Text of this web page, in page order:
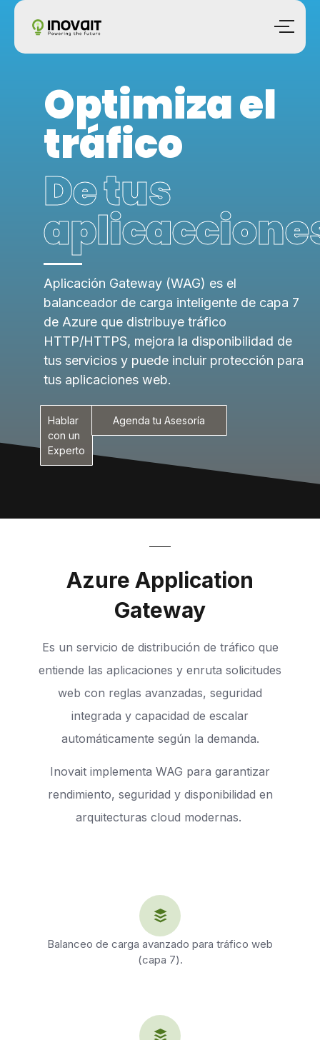
Optimiza el
tráfico
De tus
Aplicación Gateway (WAG) es el
balanceador de carga inteligente de capa 7
de Azure que distribuye tráfico
HTTP/HTTPS, mejora la disponibilidad de
tus servicios y puede incluir protección para
tus aplicaciones web.
Hablar
con un
Experto
Agenda tu Asesoría
Azure Application
Gateway
Es un servicio de distribución de tráfico que
entiende las aplicaciones y enruta solicitudes
web con reglas avanzadas, seguridad
integrada y capacidad de escalar
automáticamente según la demanda.
Inovait implementa WAG para garantizar
rendimiento, seguridad y disponibilidad en
arquitecturas cloud modernas.
Balanceo de carga avanzado para tráfico web
(capa 7).